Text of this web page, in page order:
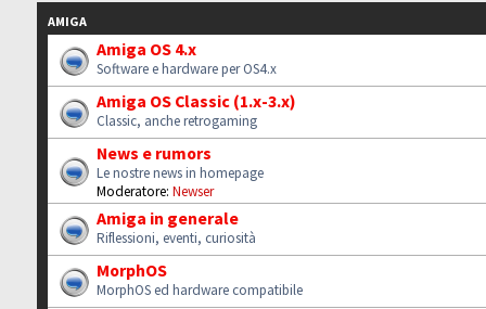
AMIGA
Amiga OS 4.x
Software e hardware per OS4.x
Amiga OS Classic (1.x-3.x)
Classic, anche retrogaming
News e rumors
Le nostre news in homepage
Moderatore: Newser
Amiga in generale
Riflessioni, eventi, curiosità
MorphOS
MorphOS ed hardware compatibile